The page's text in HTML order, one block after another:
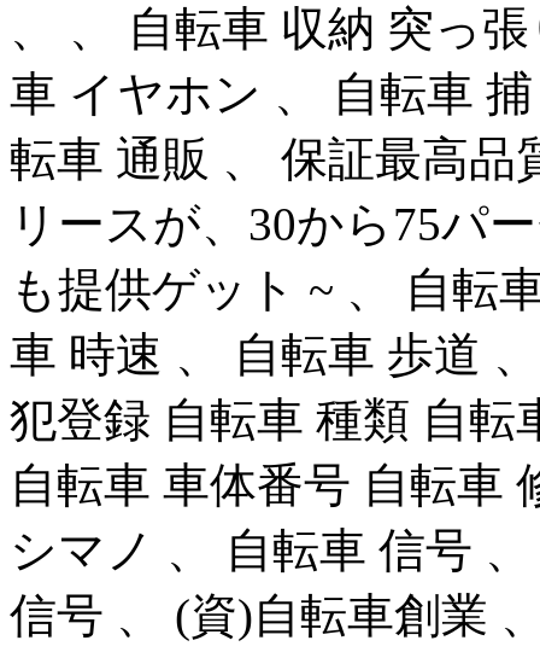
、 、 自転車 収納 突っ
車 イヤホン 、 自転車
転車 通販 、 保証最高品
リースが、30から75パ
も提供ゲット ~ 、 自転
車 時速 、 自転車 歩道
犯登録 自転車 種類 自転
自転車 車体番号 自転車
シマノ 、 自転車 信号
信号 、 (資)自転車創業